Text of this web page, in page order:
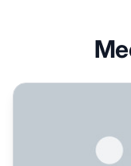
Trainingsdata vs